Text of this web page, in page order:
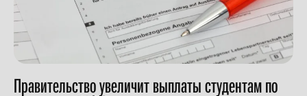
Правительство увеличит выплаты студентам по